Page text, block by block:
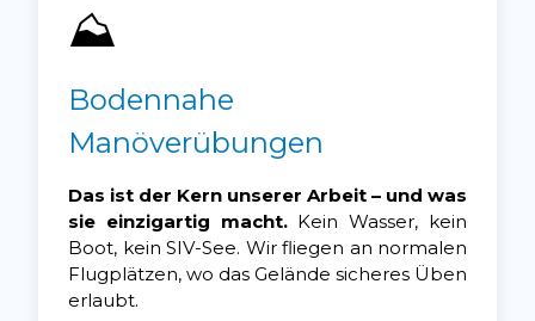
⛰
Bodennahe
Manöverübungen
Das ist der Kern unserer Arbeit – und was
sie einzigartig macht.Kein Wasser, kein
Boot, kein SIV-See. Wir fliegen an normalen
Flugplätzen, wo das Gelände sicheres Üben
erlaubt.